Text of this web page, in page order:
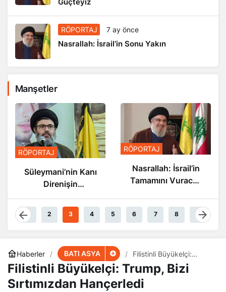
RÖPORTAJ 7 ay önce
Nasrallah: İsrail’in Sonu Yakın
Manşetler
RÖPORTAJ
Süleymani’nin Kanı
Direnişin
Damarlarında
Akıyor
RÖPORTAJ
Nasrallah: İsrail’in
Tamamını Vuracak
1 2 3 4 5 6 7 8 9
Haberler BATI ASYA
Filistinli Büyükelçi:
Trump, Bizi Sırtımızdan
Hançerledi
Filistinli Büyükelçi: Trump, Bizi
Sırtımızdan Hançerledi